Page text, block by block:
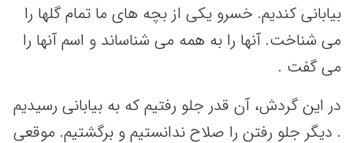
بیابانی کندیم. خسرو یکی از بچه های ما تمام گلها را
می شناخت. آنها را به همه می شناساند و اسم آنها را
می گفت .
در این گردش، آن قدر جلو رفتیم که به بیابانی رسیدیم
. دیگر جلو رفتن را صلاح ندانستیم و برگشتیم. موقعی